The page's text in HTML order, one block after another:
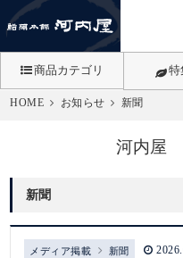
商品カテゴリ 特
HOME お知らせ 新聞
河内屋
新聞
メディア掲載 新聞